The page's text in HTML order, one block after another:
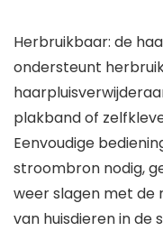
Herbruikbaar: de
ondersteunt
plakband of
Eenvoudige
stroombron nodig,
weer slagen met de
van huisdieren in de